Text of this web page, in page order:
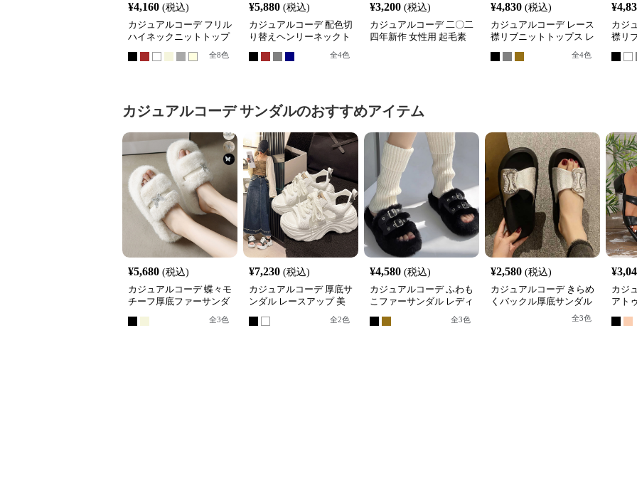
¥4,160 (税込)
カジュアルコーデ フリル
ハイネックニットトップ
全8色
¥5,880 (税込)
カジュアルコーデ 配色切
り替えヘンリーネックト
全4色
¥3,200 (税込)
カジュアルコーデ 二〇二
四年新作 女性用 起毛素
¥4,830 (税込)
カジュアルコーデ レース
襟リブニットトップス レ
全4色
¥
カジ
襟リ
カジュアルコーデ サンダルのおすすめアイテム
¥5,680 (税込)
カジュアルコーデ 蝶々モ
チーフ厚底ファーサンダ
ル 秋冬もこもこスリッパ
全3色
¥7,230 (税込)
カジュアルコーデ 厚底サ
ンダル レースアップ 美
脚 スニーカータイプ
全2色
¥4,580 (税込)
カジュアルコーデ ふわも
こファーサンダル レディ
ース 厚底ベルトサンダル
全3色
¥2,580 (税込)
カジュアルコーデ きらめ
くバックル厚底サンダル
全3色
¥
カジ
アト